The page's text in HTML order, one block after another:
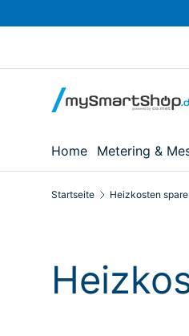
Direkt zum Inhalt
Home Metering &
Startseite Heizkosten